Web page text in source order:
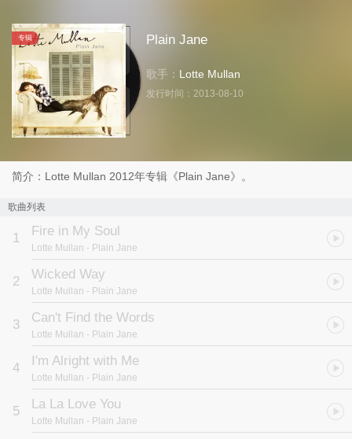
专辑 Plain Jane
歌手： Lotte Mullan
发行时间： 2013-08-10
简介：Lotte Mullan 2012年专辑《Plain Jane》。
歌曲列表
1 Fire in My Soul
Lotte Mullan - Plain Jane
2 Wicked Way
Lotte Mullan - Plain Jane
3 Can't Find the Words
Lotte Mullan - Plain Jane
4 I'm Alright with Me
Lotte Mullan - Plain Jane
5 La La Love You
Lotte Mullan - Plain Jane